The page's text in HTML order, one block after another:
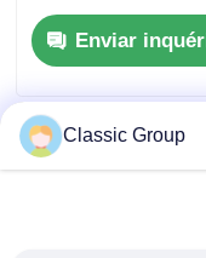
shopping center
Enviar
Classic Group